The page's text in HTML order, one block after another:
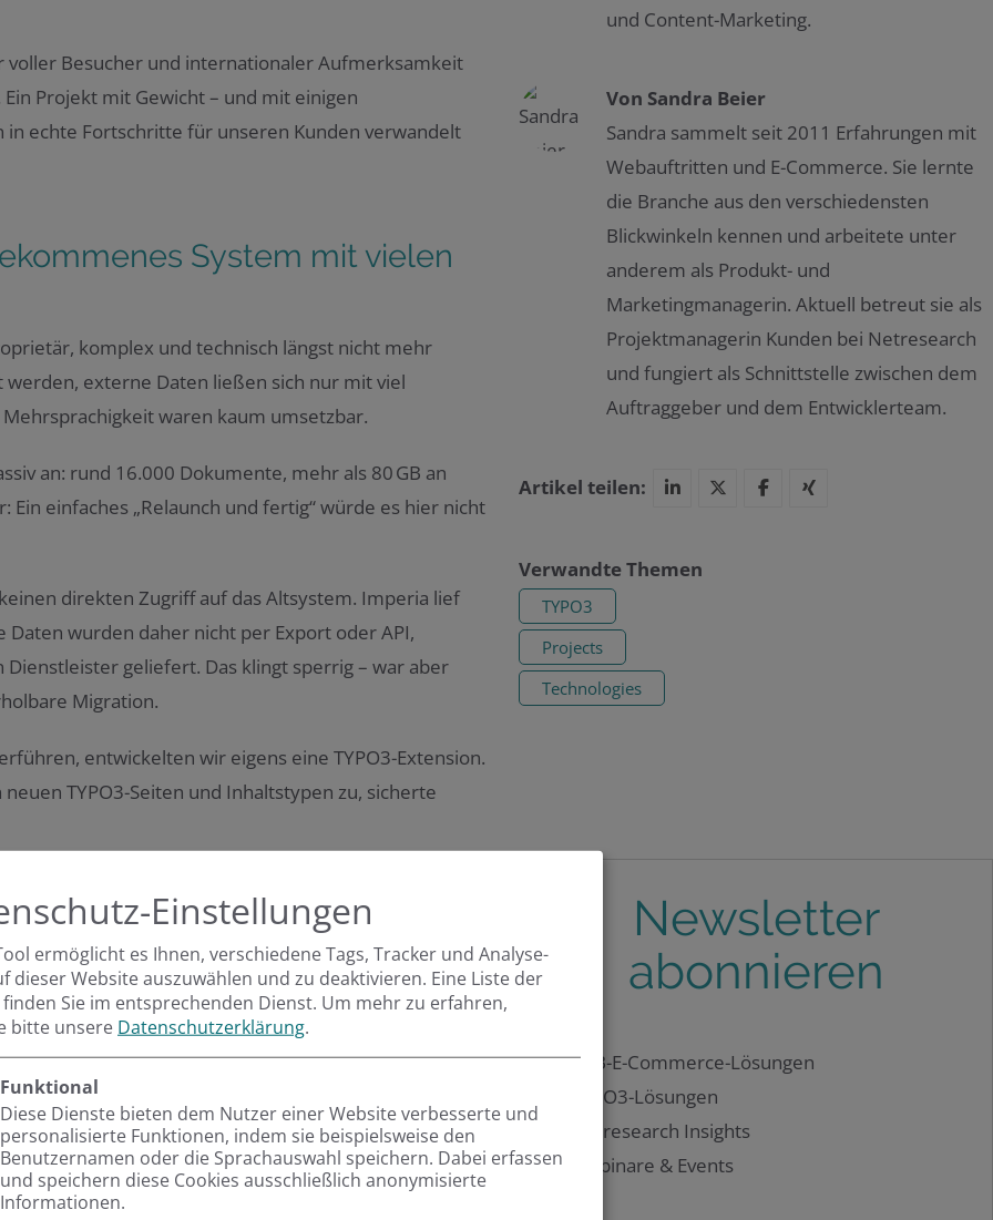
voller Besucher und internationaler Aufmerksamkeit
Projekt mit Gewicht – und mit einigen
echte Fortschritte für unseren Kunden verwandelt
System mit vielen
komplex und technisch längst nicht mehr
externe Daten ließen sich nur mit viel
waren kaum umsetzbar.
an: rund 16.000 Dokumente, mehr als 80 GB an
einfaches „Relaunch und fertig“ würde es hier nicht
direkten Zugriff auf das Altsystem. Imperia lief
wurden daher nicht per Export oder API,
geliefert. Das klingt sperrig – war aber
Migration.
entwickelten wir eigens eine TYPO3-Extension.
TYPO3-Seiten und Inhaltstypen zu, sicherte
bleiben, damit neue Inhalte aus dem laufenden
Unterbrechung der Redaktionsarbeit
wie gewohnt gearbeitet werden.
wurden migriert
noch ein weiteres CMS im Einsatz – Drupal,
diese Inhalte sollten in das neue TYPO3-System
noch in TYPO3 zu verwalten und auf ein Drittsystem
und Content-Marketing.
Von Sandra Beier
Sandra sammelt seit 2011 Erfahrungen mit
Webauftritten und E-Commerce. Sie lernte
die Branche aus den verschiedensten
Blickwinkeln kennen und arbeitete unter
anderem als Produkt- und
Marketingmanagerin. Aktuell betreut sie als
Projektmanagerin Kunden bei Netresearch
und fungiert als Schnittstelle zwischen dem
Auftraggeber und dem Entwicklerteam.
Artikel teilen:
Verwandte Themen
TYPO3
Projects
Technologies
Newsletter
abonnieren
B2B-E-Commerce-Lösungen
TYPO3-Lösungen
Netresearch Insights
Webinare & Events
Einstellungen
ermöglicht es Ihnen, verschiedene Tags, Tracker und Analyse-
dieser Website auszuwählen und zu deaktivieren. Eine Liste der
finden Sie im entsprechenden Dienst. Um mehr zu erfahren,
bitte unsere Datenschutzerklärung.
Funktional
Diese Dienste bieten dem Nutzer einer Website verbesserte und
personalisierte Funktionen, indem sie beispielsweise den
Benutzernamen oder die Sprachauswahl speichern. Dabei erfassen
und speichern diese Cookies ausschließlich anonymisierte
Informationen.